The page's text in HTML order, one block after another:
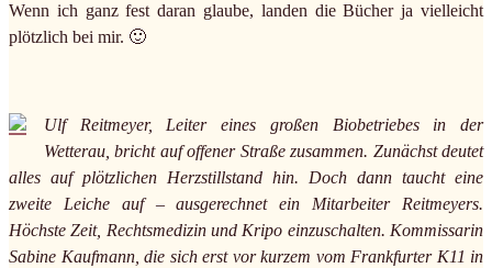
Wenn ich ganz fest daran glaube, landen die Bücher ja vielleicht
plötzlich bei mir. 🙂
Ulf Reitmeyer, Leiter eines großen Biobetriebes in der
Wetterau, bricht auf offener Straße zusammen. Zunächst deutet
alles auf plötzlichen Herzstillstand hin. Doch dann taucht eine
zweite Leiche auf – ausgerechnet ein Mitarbeiter Reitmeyers.
Höchste Zeit, Rechtsmedizin und Kripo einzuschalten. Kommissarin
Sabine Kaufmann, die sich erst vor kurzem vom Frankfurter K11 in